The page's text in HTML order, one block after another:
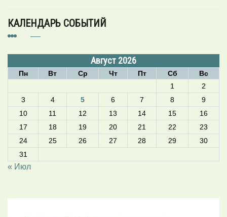
КАЛЕНДАРЬ СОБЫТИЙ
Август 2026
Пн Вт Ср Чт Пт Сб
Вс
1
2
3
4 5 6 7 8
9
10
11 12 13 14 15
16
17
18 19 20 21 22
23
24
25 26 27 28 29
30
31
« Июл